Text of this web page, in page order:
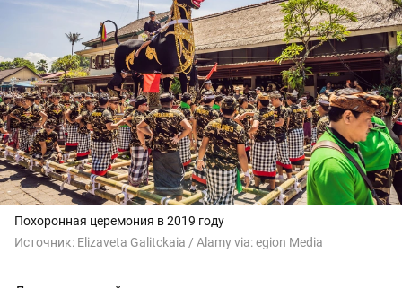
Похоронная церемония в 2019 году
Источник: Elizaveta Galitckaia / Alamy via: egion Media